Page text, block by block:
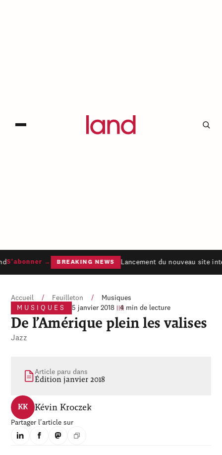
S'abonner → BREAKING NEWS Lancement du nouveau site
Accueil / Feuilleton /
Musiques
MUSIQUES
5 janvier 2018 4 min de lecture
De l’Amérique plein les valises
Jazz
Article paru dans
Édition janvier 2018
KK Kévin Kroczek
Partager l'article sur